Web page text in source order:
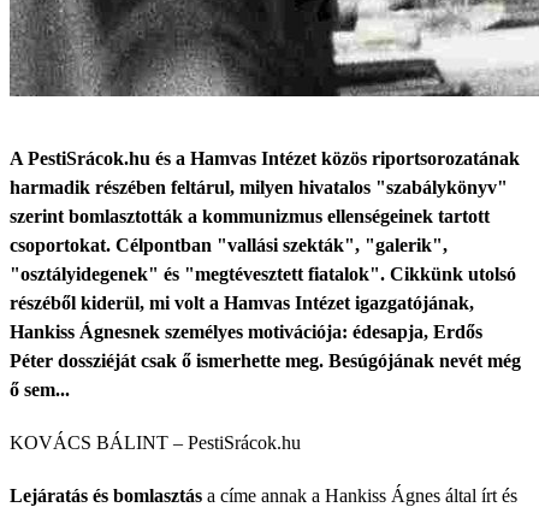
A PestiSrácok.hu és a Hamvas Intézet közös riportsorozatának
harmadik részében feltárul, milyen hivatalos "szabálykönyv"
szerint bomlasztották a kommunizmus ellenségeinek tartott
csoportokat. Célpontban "vallási szekták", "galerik",
"osztályidegenek" és "megtévesztett fiatalok". Cikkünk utolsó
részéből kiderül, mi volt a Hamvas Intézet igazgatójának,
Hankiss Ágnesnek személyes motivációja: édesapja, Erdős
Péter dossziéját csak ő ismerhette meg. Besúgójának nevét még
ő sem...
KOVÁCS BÁLINT – PestiSrácok.hu
Lejáratás és bomlasztás a címe annak a Hankiss Ágnes által írt és